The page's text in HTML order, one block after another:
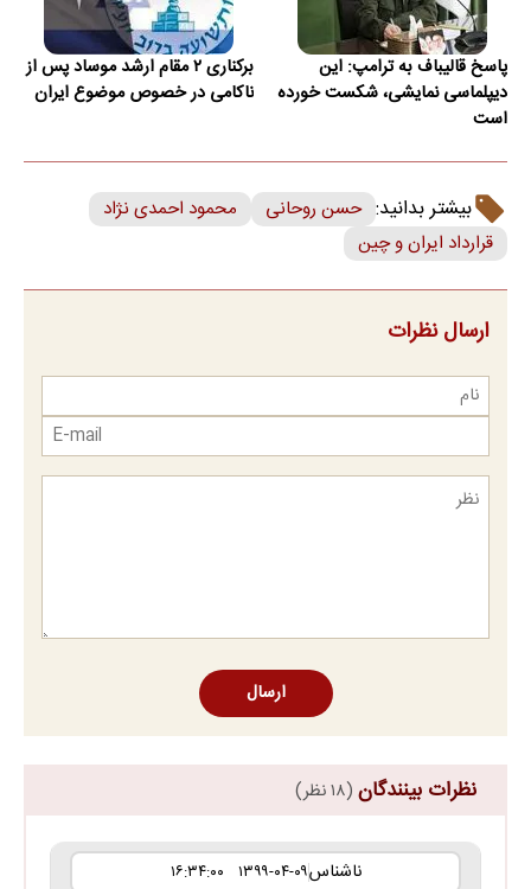
پاسخ قالیباف به ترامپ: این
دیپلماسی نمایشی، شکست خورده
است
برکناری ۲ مقام ارشد موساد پس از
ناکامی در خصوص موضوع ایران
بیشتر بدانید: حسن روحانی
محمود احمدی نژاد
قرارداد ایران و چین
ارسال نظرات
ارسال
نظرات بینندگان (۱۸ نظر)
ناشناس۱۳۹۹-۰۴-۰۹ ۱۶:۳۴:۰۰